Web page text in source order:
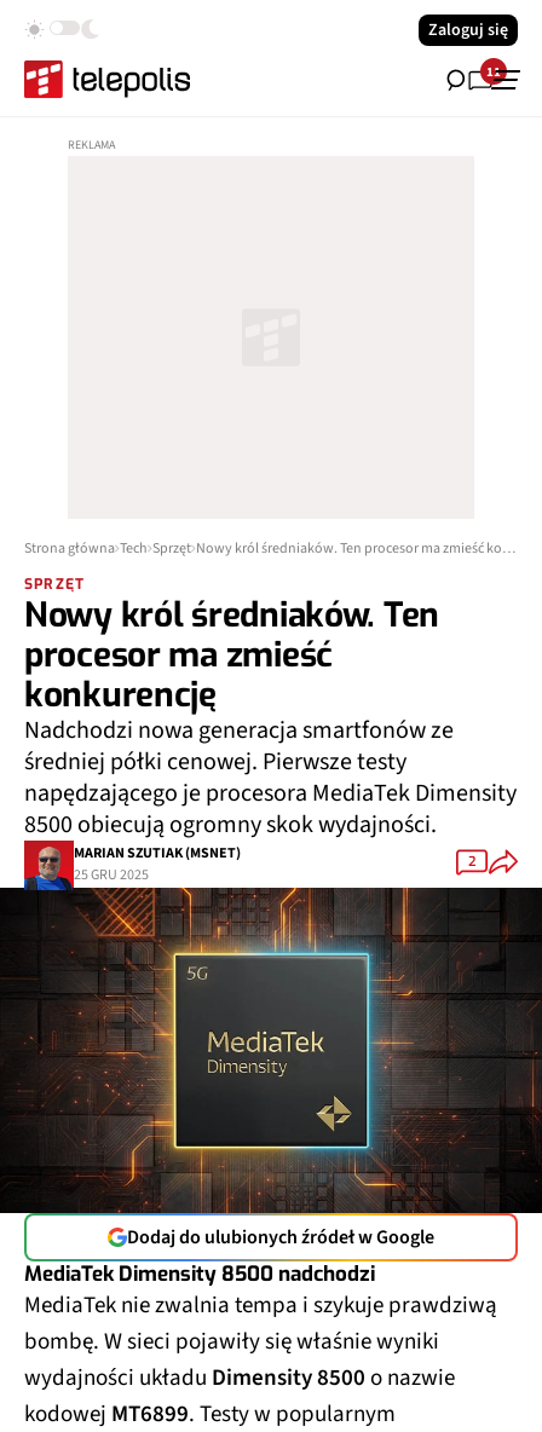
Zaloguj się
11
Strona główna Tech Sprzęt Nowy król średniaków. Ten procesor ma zmieść konkurencję
SPRZĘT
Nowy król średniaków. Ten
procesor ma zmieść
konkurencję
Nadchodzi nowa generacja smartfonów ze
średniej półki cenowej. Pierwsze testy
napędzającego je procesora MediaTek Dimensity
8500 obiecują ogromny skok wydajności.
MARIAN SZUTIAK (MSNET)
25 GRU 2025
2
Dodaj do ulubionych źródeł w Google
MediaTek Dimensity 8500 nadchodzi
MediaTek nie zwalnia tempa i szykuje prawdziwą
bombę. W sieci pojawiły się właśnie wyniki
wydajności układu Dimensity 8500o nazwie
kodowej MT6899. Testy w popularnym